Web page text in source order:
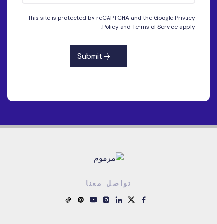
This site is protected by reCAPTCHA and the GooglePrivacy
Policy and Terms of Service apply.
Submit
تواصل معنا